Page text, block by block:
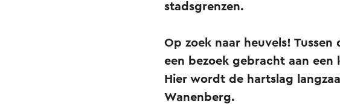
stadsgrenzen.
Op zoek naar heuvels!
een bezoek gebracht aan
Hier wordt de hartslag
Wanenberg.